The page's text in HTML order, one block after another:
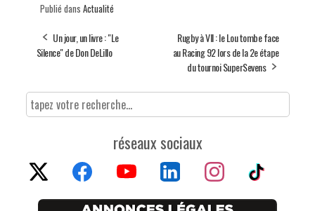
Publié dans Actualité
Un jour, un livre : "Le
Silence" de Don DeLillo
Rugby à VII : le Lou tombe face
au Racing 92 lors de la 2e étape
du tournoi SuperSevens
réseaux sociaux